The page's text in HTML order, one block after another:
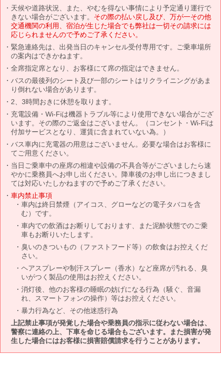
天候や道路状況、また、やむを得ない事情により予定通り運行で
きない場合がございます。 その際の払い戻し及び、万が一その他
交通機関の利用、宿泊が生じた場合でも弊社は一切その請求には
応じられませんので予めご了承ください。
緊急連絡先は、出発当日のキャンセル受付専用です。ご乗車場所
の案内はできかねます。
全席指定席となり、お客様にて席の指定はできません。
バスの最後列のシート及び一部のシートはリクライニングがあま
り倒れない場合があります。
2、3時間おきに休憩を取ります。
充電設備・Wi-Fiは機器トラブル等により使用できない場合がござ
います。その際のご返金はございません。（コンセント・Wi-Fiは
付加サービスとなり、運賃に含まれていない為。）
バス車内に充電器の用意はございません。必要な場合はお客様に
てご用意ください。
当日ご乗車中の座席の相違や設備の不具合等がございましたら速
やかに乗務員へお申し出ください。降車後のお申し出につきまし
ては対応いたしかねますので予めご了承ください。
車内禁止事項
車内は終日禁煙（アイコス、グローなどの電子タバコを含
む）です。
車内での飲酒はお断りしております、また泥酔状態でのご乗
車もお断りいたします。
臭いのきついもの（ファストフード等）の飲食はお控えくだ
さい。
ヘアスプレーや制汗スプレー（香水）など座席が汚れる、臭
いがつく製品の使用はお控えください。
消灯後、他のお客様の睡眠の妨げになる行為（騒ぐ、音漏
れ、スマートフォンの操作）等はお控えください。
暴力行為など、その他迷惑行為
上記禁止事項が発覚した場合や乗務員の指示に従わない場合は、
警察に連絡の上、下車を命じる場合もございます。また損害が発
生した場合にはお客様に損害賠償請求を行うことがあります。